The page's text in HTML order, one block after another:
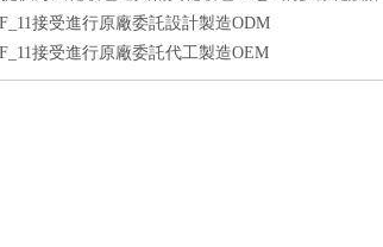
接受進行原廠委託設計製造ODM
接受進行原廠委託代工製造OEM